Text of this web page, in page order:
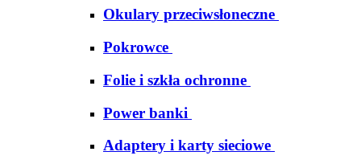
Okulary przeciwsłoneczne
Pokrowce
Folie i szkła ochronne
Power banki
Adaptery i karty sieciowe